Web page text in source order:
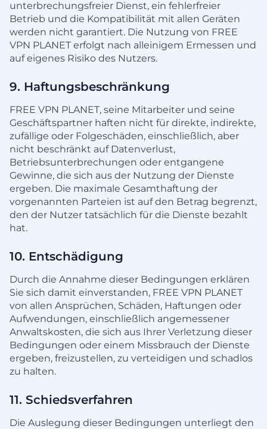
unterbrechungsfreier Dienst, ein fehlerfreier
Betrieb und die Kompatibilität mit allen Geräten
werden nicht garantiert. Die Nutzung von FREE
VPN PLANET erfolgt nach alleinigem Ermessen und
auf eigenes Risiko des Nutzers.
9. Haftungsbeschränkung
FREE VPN PLANET, seine Mitarbeiter und seine
Geschäftspartner haften nicht für direkte, indirekte,
zufällige oder Folgeschäden, einschließlich, aber
nicht beschränkt auf Datenverlust,
Betriebsunterbrechungen oder entgangene
Gewinne, die sich aus der Nutzung der Dienste
ergeben. Die maximale Gesamthaftung der
vorgenannten Parteien ist auf den Betrag begrenzt,
den der Nutzer tatsächlich für die Dienste bezahlt
hat.
10. Entschädigung
Durch die Annahme dieser Bedingungen erklären
Sie sich damit einverstanden, FREE VPN PLANET
von allen Ansprüchen, Schäden, Haftungen oder
Aufwendungen, einschließlich angemessener
Anwaltskosten, die sich aus Ihrer Verletzung dieser
Bedingungen oder einem Missbrauch der Dienste
ergeben, freizustellen, zu verteidigen und schadlos
zu halten.
11. Schiedsverfahren
Die Auslegung dieser Bedingungen unterliegt den